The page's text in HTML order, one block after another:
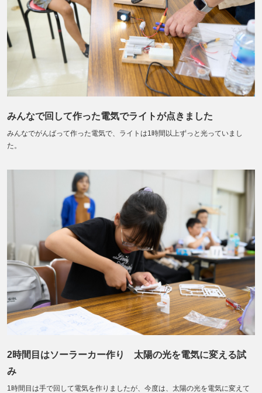
みんなで回して作った電気でライトが点きました
みんなでがんばって作った電気で、ライトは1時間以上ずっと光っていまし
た。
2時間目はソーラーカー作り 太陽の光を電気に変える試
み
1時間目は手で回して電気を作りましたが、今度は、太陽の光を電気に変えて